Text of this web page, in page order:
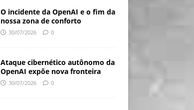
O incidente da OpenAI e o fim da
nossa zona de conforto
30/07/2026 0
Ataque cibernético autônomo da
OpenAI expõe nova fronteira
30/07/2026 0